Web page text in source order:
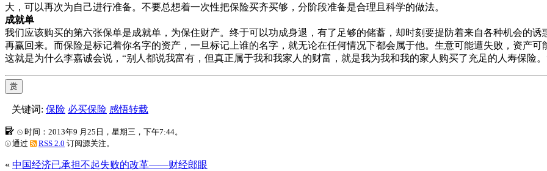
大，可以再次为自己进行准备。不要总想着一次性把保险买齐买够，分阶段准备是合理且科学的做法。
成就单
我们应该购买的第六张保单是成就单，为保住财产。终于可以功成身退，有了足够的储蓄，却时刻要提防着来自各种机会的
再赢回来。而保险是标记着你名字的资产，一旦标记上谁的名字，就无论在任何情况下都会属于他。生意可能遭失败，资产
这就是为什么李嘉诚会说，“别人都说我富有，但真正属于我和我家人的财富，就是我为我和我的家人购买了充足的人寿保险。
赏
关键词: 保险 必买保险 感悟转载
时间：2013年9 月25日，星期三，下午7:44。
通过
RSS 2.0 订阅源关注。
« 中国经济已承担不起失败的改革——财经郎眼